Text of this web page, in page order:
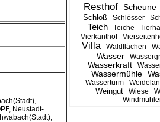
Resthof Scheune
Schloß Schlösser
Teich Teiche
Vierkanthof
Villa Waldflächen
Wasser
Wasserkraft
Wassermühle
Wasserturm
Weingut Wiese
Neustadt-